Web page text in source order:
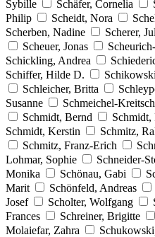
Sybille
Schäfer, Cornelia
Philip
Scheidt, Nora
Scherben, Nadine
Scherer,
Scheuer, Jonas
Schickling, Andrea
Schiffer, Hilde D.
Schleicher, Britta
Susanne
Schmeichel-
Schmidt, Bernd
Schmidt,
Schmidt, Kerstin
Schmitz,
Schmitz, Franz-Erich
Lohmar, Sophie
Schneider-
Monika
Schönau, Gabi
Marit
Schönfeld, Andreas
Josef
Scholter, Wolfgang
Frances
Schreiner, Brigitte
Molaiefar, Zahra